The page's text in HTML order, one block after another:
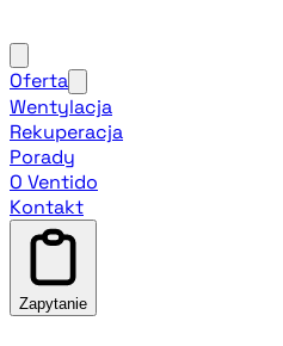
Oferta
Wentylacja
Rekuperacja
Porady
O Ventido
Kontakt
Zapytanie